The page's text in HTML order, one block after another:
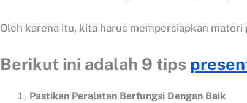
Oleh karena itu, kita harus mempersiapkan
Berikut ini adalah 9 tips
Pastikan Peralatan Berfungsi Dengan Baik